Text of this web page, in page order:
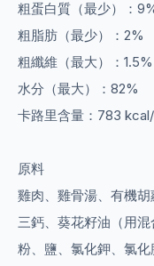
粗蛋白質（最少）：
粗脂肪（最少）：2%
粗纖維（最大）：1.5%
水分（最大）：82%
卡路里含量：783
原料
雞肉、雞骨湯、有機
三鈣、葵花籽油（用
粉、鹽、氯化鉀、氯化